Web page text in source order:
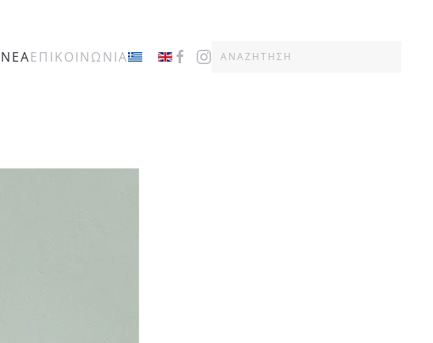
ΝΕΑΕΠΙΚΟΙΝΩΝΙΑ